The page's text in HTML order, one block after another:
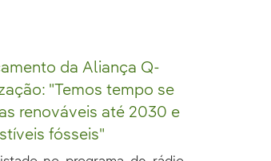
da Aliança Q-
"Temos tempo se
renováveis até 2030 e
fósseis"